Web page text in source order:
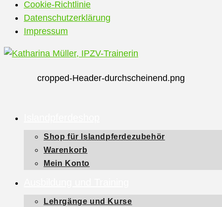
Cookie-Richtlinie
Datenschutzerklärung
Impressum
Zum
springencropped-Header-durchscheinend.png
Shop für Islandpferdezubehör
Warenkorb
Mein Konto
Lehrgänge und Kurse